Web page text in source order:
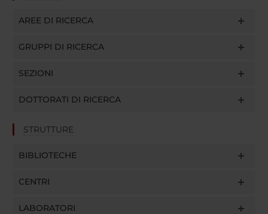
AREE DI RICERCA
GRUPPI DI RICERCA
SEZIONI
DOTTORATI DI RICERCA
STRUTTURE
BIBLIOTECHE
CENTRI
LABORATORI